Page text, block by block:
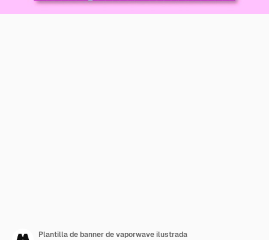
Plantilla de banner de vaporwave ilustrada